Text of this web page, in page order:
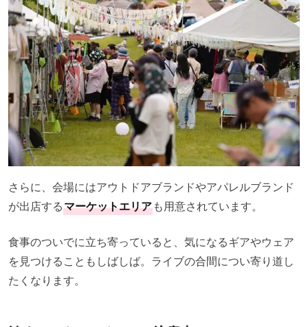
さらに、会場にはアウトドアブランドやアパレルブランド
が出店するマーケットエリアも用意されています。
食事のついでに立ち寄っていると、気になるギアやウェア
を見つけることもしばしば。ライブの合間につい寄り道し
たくなります。